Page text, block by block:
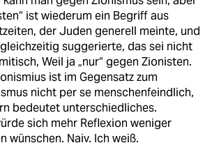
ist wiederum ein Begriff aus
der Juden generell meinte, und
suggerierte, das sei nicht
Weil ja „nur“ gegen Zionisten.
ist im Gegensatz zum
nicht per se menschenfeindlich,
bedeutet unterschiedliches.
sich mehr Reflexion weniger
wünschen. Naiv. Ich weiß.